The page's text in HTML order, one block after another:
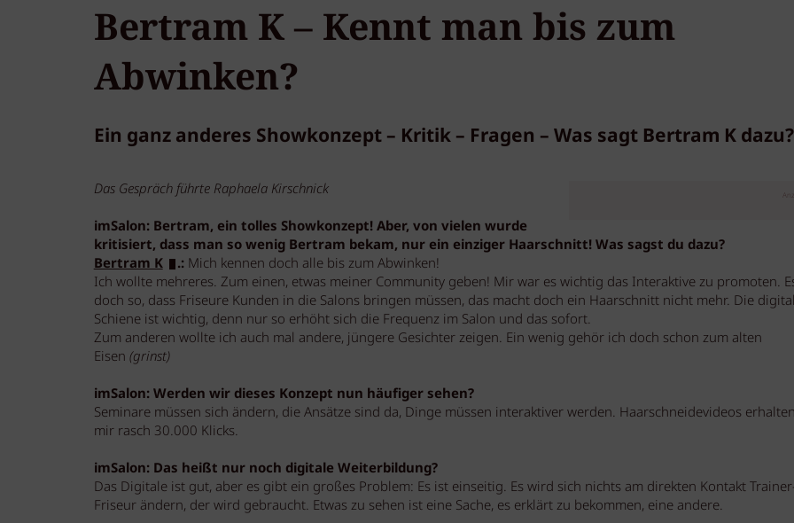
Bertram K – Kennt man bis zum
Abwinken?
Ein ganz anderes Showkonzept – Kritik – Fragen – Was sagt Bertram K dazu?
Das Gespräch führte Raphaela Kirschnick
imSalon: Bertram, ein tolles Showkonzept! Aber, von vielen wurde
kritisiert, dass man so wenig Bertram bekam, nur ein einziger Haarschnitt! Was sagst du dazu?
Bertram K
.: Mich kennen doch alle bis zum Abwinken!
Ich wollte mehreres. Zum einen, etwas meiner Community geben! Mir war es wichtig das Interaktive zu promoten.
doch so, dass Friseure Kunden in die Salons bringen müssen, das macht doch ein Haarschnitt nicht mehr. Die
Schiene ist wichtig, denn nur so erhöht sich die Frequenz im Salon und das sofort.
Zum anderen wollte ich auch mal andere, jüngere Gesichter zeigen. Ein wenig gehör ich doch schon zum alten
Eisen (grinst)
imSalon: Werden wir dieses Konzept nun häufiger sehen?
Seminare müssen sich ändern, die Ansätze sind da, Dinge müssen interaktiver werden. Haarschneidevideos
mir rasch 30.000 Klicks.
imSalon: Das heißt nur noch digitale Weiterbildung?
Das Digitale ist gut, aber es gibt ein großes Problem: Es ist einseitig. Es wird sich nichts am direkten Kontakt
Friseur ändern, der wird gebraucht. Etwas zu sehen ist eine Sache, es erklärt zu bekommen, eine andere.